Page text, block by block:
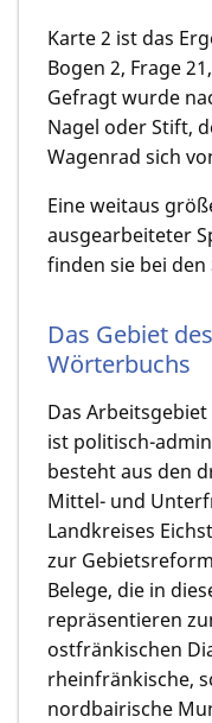
Karte 2 ist das
Bogen 2, Frage
Gefragt wurde
Nagel oder Stift,
Wagenrad sich
Eine weitaus
ausgearbeiteter
finden sie bei den
Das Gebiet
Wörterbuchs
Das
ist politisch-
besteht aus den
Mittel- und
Landkreises
zur
Belege, die in
repräsentieren
ostfränkischen
rheinfränkische,
nordbairische